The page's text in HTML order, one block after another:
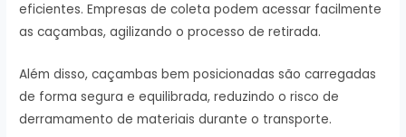
eficientes. Empresas de coleta podem acessar facilmente
as caçambas, agilizando o processo de retirada.
Além disso, caçambas bem posicionadas são carregadas
de forma segura e equilibrada, reduzindo o risco de
derramamento de materiais durante o transporte.